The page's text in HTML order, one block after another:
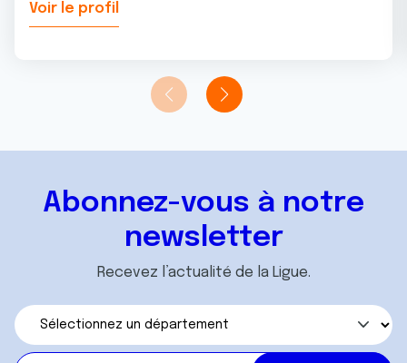
Voir le profil
Abonnez-vous à notre
newsletter
Recevez l’actualité de la Ligue.